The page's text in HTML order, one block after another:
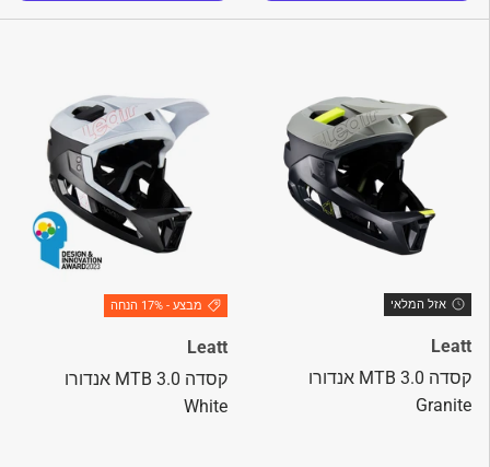
אזל המלאי
Leatt
קסדה MTB 3.0 אנדורו
Granite
מבצע - 17% הנחה
Leatt
קסדה MTB 3.0 אנדורו
White